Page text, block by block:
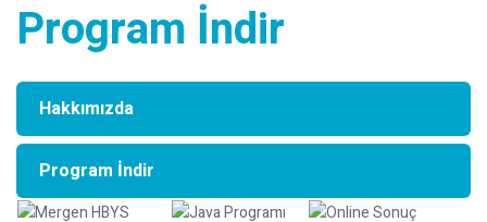
Program İndir
Hakkımızda
Program İndir